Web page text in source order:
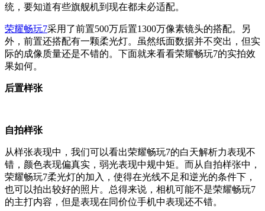
统，要知道有些旗舰机到现在都未必适配。
荣耀畅玩7采用了前置500万后置1300万像素镜头的搭配。另
外，前置还搭配有一颗柔光灯。虽然纸面数据并不突出，但实
际的成像质量还是不错的。下面就来看看荣耀畅玩7的实拍效
果如何。
后置样张
自拍样张
从样张表现中，我们可以看出荣耀畅玩7的白天解析力表现不
错，颜色表现偏真实，弱光表现中规中矩。而从自拍样张中，
荣耀畅玩7柔光灯的加入，使得在光线不足和逆光的条件下，
也可以拍出较好的照片。总得来说，相机可能不是荣耀畅玩7
的主打内容，但是表现在同价位手机中表现还不错。